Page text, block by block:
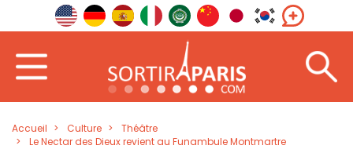
Accueil Culture
Théâtre
Le Nectar des Dieux revient au Funambule Montmartre